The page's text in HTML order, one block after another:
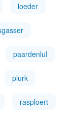
loeder
paardenlul
plurk
rasploert